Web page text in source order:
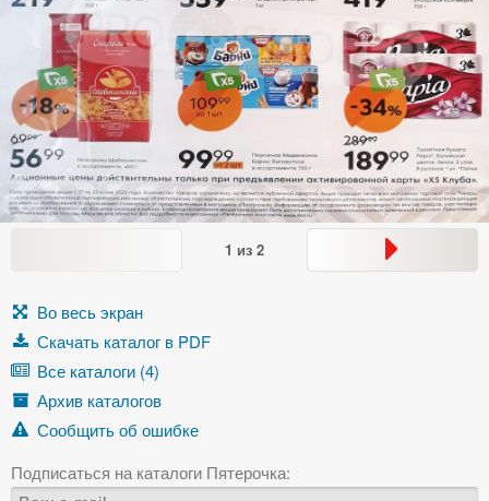
1 из 2
Во весь экран
Скачать каталог в PDF
Все каталоги (4)
Архив каталогов
Сообщить об ошибке
Подписаться на каталоги Пятерочка: